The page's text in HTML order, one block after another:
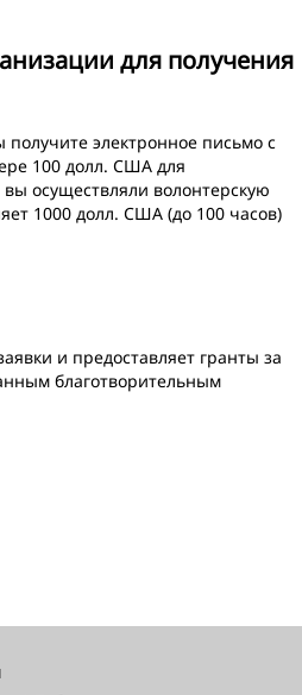
для получения
электронное письмо с
100 долл. США для
осуществляли волонтерскую
1000 долл. США (до 100 часов)
и предоставляет гранты за
благотворительным